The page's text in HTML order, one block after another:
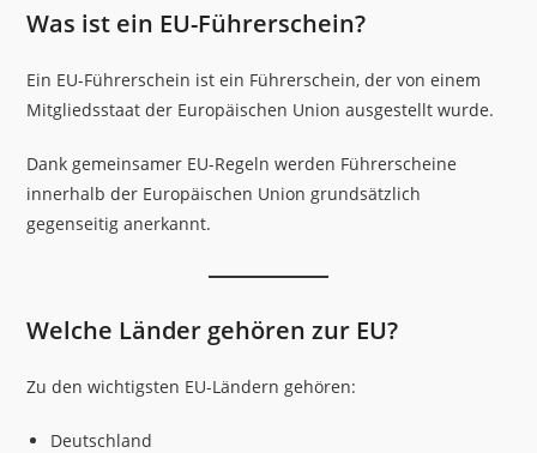
Was ist ein EU-Führerschein?
Ein EU-Führerschein ist ein Führerschein, der von einem
Mitgliedsstaat der Europäischen Union ausgestellt wurde.
Dank gemeinsamer EU-Regeln werden Führerscheine
innerhalb der Europäischen Union grundsätzlich
gegenseitig anerkannt.
Welche Länder gehören zur EU?
Zu den wichtigsten EU-Ländern gehören:
Deutschland